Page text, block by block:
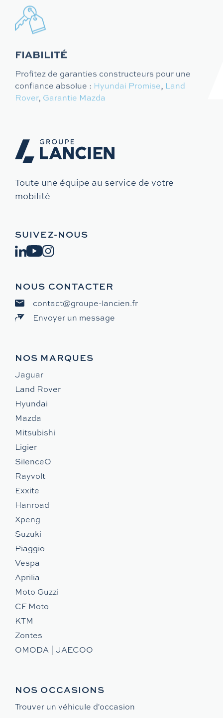
FIABILITÉ
Profitez de garanties constructeurs pour une
confiance absolue : Hyundai Promise
Land
Rover, Garantie Mazda
Toute une équipe au service de votre
mobilité
SUIVEZ-NOUS
NOUS CONTACTER
contact@groupe-lancien.fr
Envoyer un message
NOS MARQUES
Jaguar
Land Rover
Hyundai
Mazda
Mitsubishi
Ligier
SilenceO
Rayvolt
Exxite
Hanroad
Xpeng
Suzuki
Piaggio
Vespa
Aprilia
Moto Guzzi
CF Moto
KTM
Zontes
OMODA | JAECOO
NOS OCCASIONS
Trouver un véhicule d'occasion